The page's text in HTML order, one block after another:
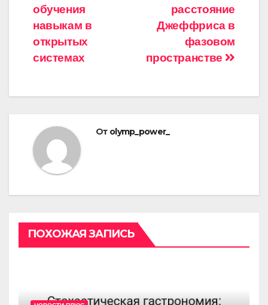
расстояние
Джеффриса в
фазовом
пространстве
обучения
навыкам в
открытых
системах
От olymp_power_
ПОХОЖАЯ ЗАПИСЬ